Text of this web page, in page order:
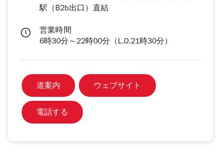
駅（B2b出口）直結
営業時間
6時30分～22時00分（L.O.21時30分）
道案内 ウェブサイト
電話する